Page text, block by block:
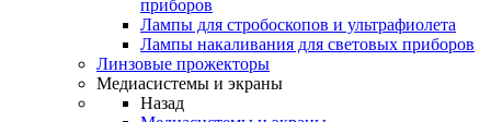
приборов
Лампы для стробоскопов и ультрафиолета
Лампы накаливания для световых приборов
Линзовые прожекторы
Медиасистемы и экраны
Назад